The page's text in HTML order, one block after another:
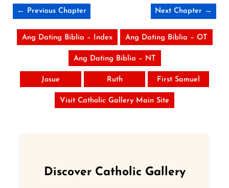
← Previous Chapter Next Chapter →
Ang Dating Biblia – Index Ang Dating Biblia – OT
Ang Dating Biblia – NT
Josue Ruth First Samuel
Visit Catholic Gallery Main Site
Discover Catholic Gallery